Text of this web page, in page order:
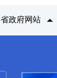
省政府网站